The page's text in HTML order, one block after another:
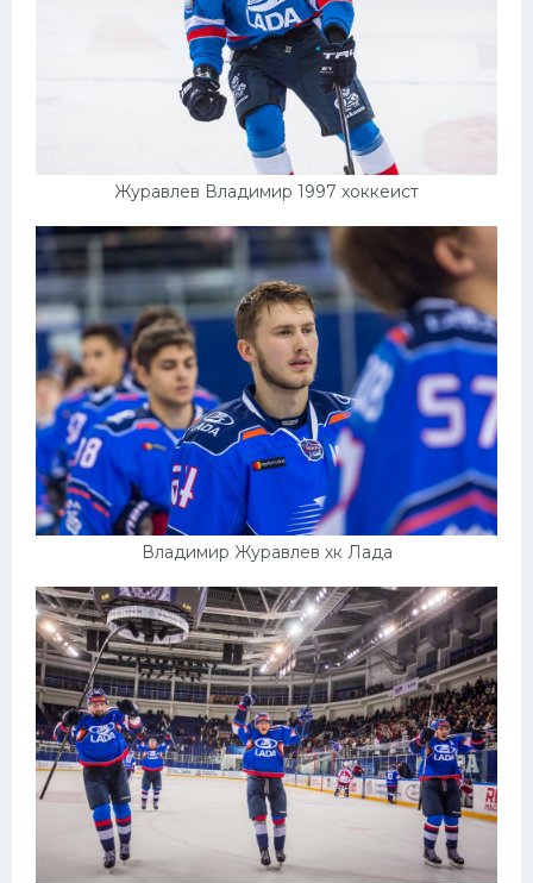
Журавлев Владимир 1997 хоккеист
Владимир Журавлев хк Лада